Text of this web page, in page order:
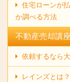
住宅ローンが
か調べる方法
不動産売却講座
依頼するなら
レインズとは？